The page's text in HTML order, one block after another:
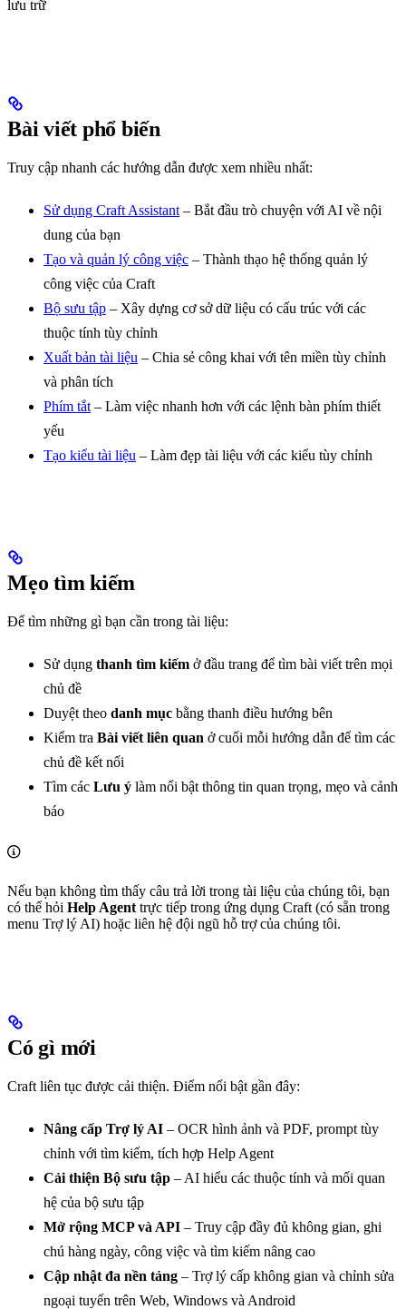
lưu trữ
Bài viết phổ biến
Truy cập nhanh các hướng dẫn được xem nhiều nhất:
Sử dụng Craft Assistant – Bắt đầu trò chuyện với AI về nội
dung của bạn
Tạo và quản lý công việc – Thành thạo hệ thống quản lý
công việc của Craft
Bộ sưu tập – Xây dựng cơ sở dữ liệu có cấu trúc với các
thuộc tính tùy chỉnh
Xuất bản tài liệu – Chia sẻ công khai với tên miền tùy chỉnh
và phân tích
Phím tắt – Làm việc nhanh hơn với các lệnh bàn phím thiết
yếu
Tạo kiểu tài liệu – Làm đẹp tài liệu với các kiểu tùy chỉnh
Mẹo tìm kiếm
Để tìm những gì bạn cần trong tài liệu:
Sử dụng thanh tìm kiếm ở đầu trang để tìm bài viết trên mọi
chủ đề
Duyệt theo danh mục bằng thanh điều hướng bên
Kiểm tra Bài viết liên quan ở cuối mỗi hướng dẫn để tìm các
chủ đề kết nối
Tìm các Lưu ý làm nổi bật thông tin quan trọng, mẹo và cảnh
báo
Nếu bạn không tìm thấy câu trả lời trong tài liệu của chúng tôi, bạn
có thể hỏi Help Agent trực tiếp trong ứng dụng Craft (có sẵn trong
menu Trợ lý AI) hoặc liên hệ đội ngũ hỗ trợ của chúng tôi.
Có gì mới
Craft liên tục được cải thiện. Điểm nổi bật gần đây:
Nâng cấp Trợ lý AI – OCR hình ảnh và PDF, prompt tùy
chỉnh với tìm kiếm, tích hợp Help Agent
Cải thiện Bộ sưu tập – AI hiểu các thuộc tính và mối quan
hệ của bộ sưu tập
Mở rộng MCP và API – Truy cập đầy đủ không gian, ghi
chú hàng ngày, công việc và tìm kiếm nâng cao
Cập nhật đa nền tảng – Trợ lý cấp không gian và chỉnh sửa
ngoại tuyến trên Web, Windows và Android